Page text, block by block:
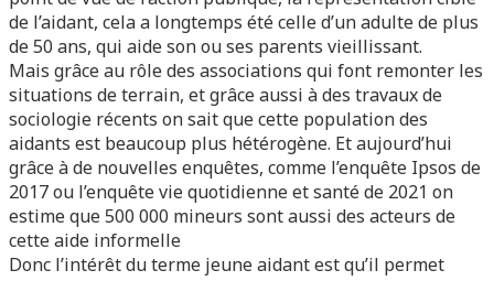
de l’aidant, cela a longtemps été celle d’un adulte de plus
de 50 ans, qui aide son ou ses parents vieillissant.
Mais grâce au rôle des associations qui font remonter les
situations de terrain, et grâce aussi à des travaux de
sociologie récents on sait que cette population des
aidants est beaucoup plus hétérogène. Et aujourd’hui
grâce à de nouvelles enquêtes, comme l’enquête Ipsos de
2017 ou l’enquête vie quotidienne et santé de 2021 on
estime que 500 000 mineurs sont aussi des acteurs de
cette aide informelle
Donc l’intérêt du terme jeune aidant est qu’il permet